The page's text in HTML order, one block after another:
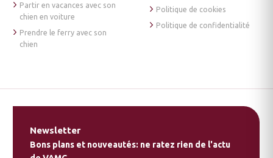
Partir en vacances avec son
chien en voiture
Prendre le ferry avec son
chien
Politique de cookies
Politique de confidentialité
Newsletter
Bons plans et nouveautés: ne ratez rien de l'actu